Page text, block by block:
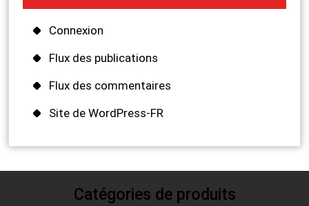
Connexion
Flux des publications
Flux des commentaires
Site de WordPress-FR
Catégories de produits